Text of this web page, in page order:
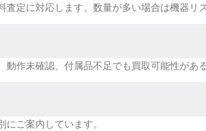
定に対応します。数量が多い場合は機器リ
作未確認、付属品不足でも買取可能性があ
ご案内しています。